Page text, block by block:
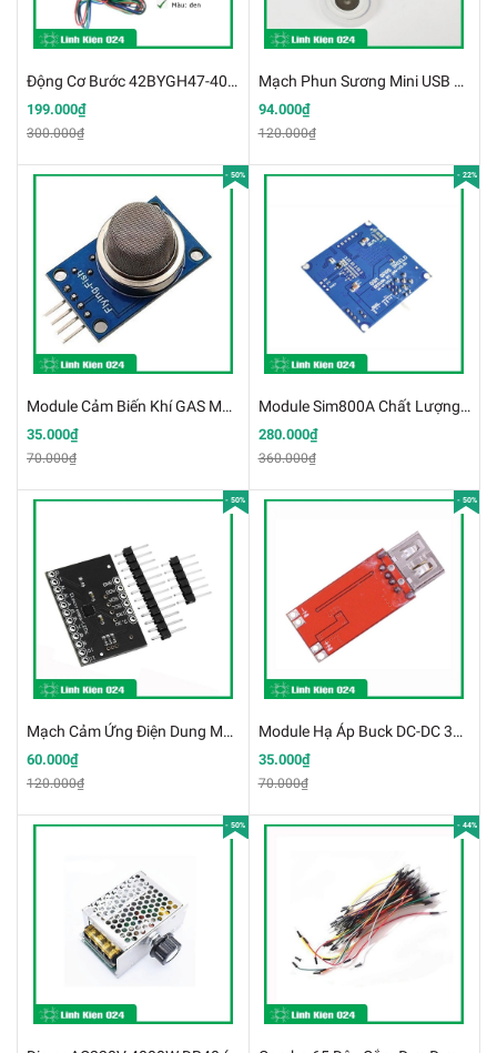
Động Cơ Bước 42BYGH47-401A 12V 1.8 Độ (k1h20)
199.000₫
300.000₫
Mạch Phun Sương Mini USB 5VDC 2W 108Khz (K2K9)
94.000₫
120.000₫
- 50%
Module Cảm Biến Khí GAS MQ2 (K3D17)
35.000₫
70.000₫
- 22%
Module Sim800A Chất Lượng Cao (K3F2-2)
280.000₫
360.000₫
- 50%
Mạch Cảm Ứng Điện Dung MPR121 Breakout V12 (K3F20-2)
60.000₫
120.000₫
- 50%
Module Hạ Áp Buck DC-DC 3A In 4.5 - 28VDC Out 5VDC 92% Đầu Ra USB (K2F3)
35.000₫
70.000₫
- 50% - 44%